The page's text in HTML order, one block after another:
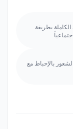
بطريقة
بالإحباط مع